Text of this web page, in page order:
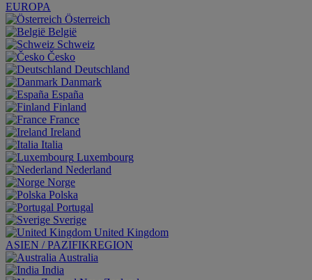
EUROPA
Österreich
België
Schweiz
Česko
Deutschland
Danmark
España
Finland
France
Ireland
Italia
Luxembourg
Nederland
Norge
Polska
Portugal
Sverige
United Kingdom
ASIEN / PAZIFIKREGION
Australia
India